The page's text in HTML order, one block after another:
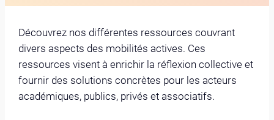
Découvrez nos différentes ressources couvrant
divers aspects des mobilités actives. Ces
ressources visent à enrichir la réflexion collective et
fournir des solutions concrètes pour les acteurs
académiques, publics, privés et associatifs.